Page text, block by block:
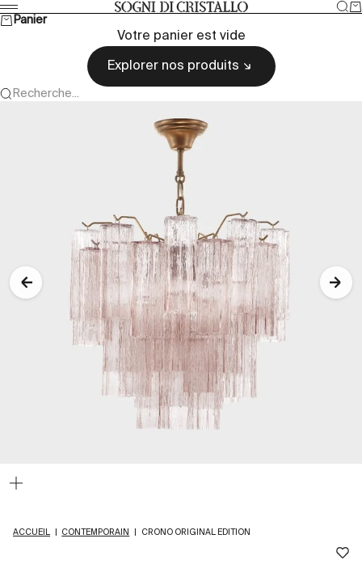
Passer au contenu Sogni di cristallo
Menu
Panier
Votre panier est vide
Explorer nos produits
Recherche...
ACCUEIL CONTEMPORAIN CRONO ORIGINAL EDITION